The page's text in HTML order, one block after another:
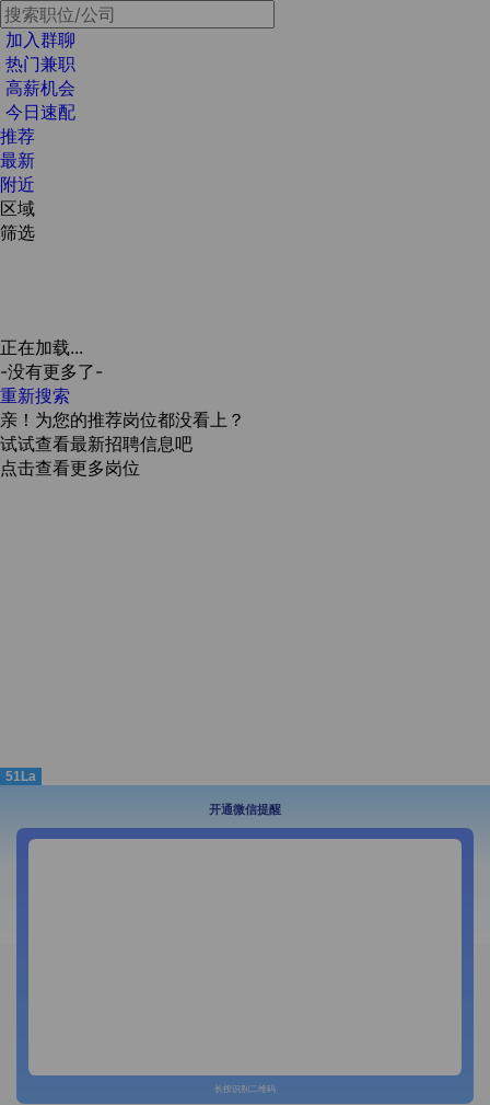
加入群聊
热门兼职
高薪机会
今日速配
推荐
最新
附近
区域
筛选
正在加载...
-没有更多了-
重新搜索
亲！为您的推荐岗位都没看上？
试试查看最新招聘信息吧
点击查看更多岗位
51La
开通微信提醒
长按识别二维码